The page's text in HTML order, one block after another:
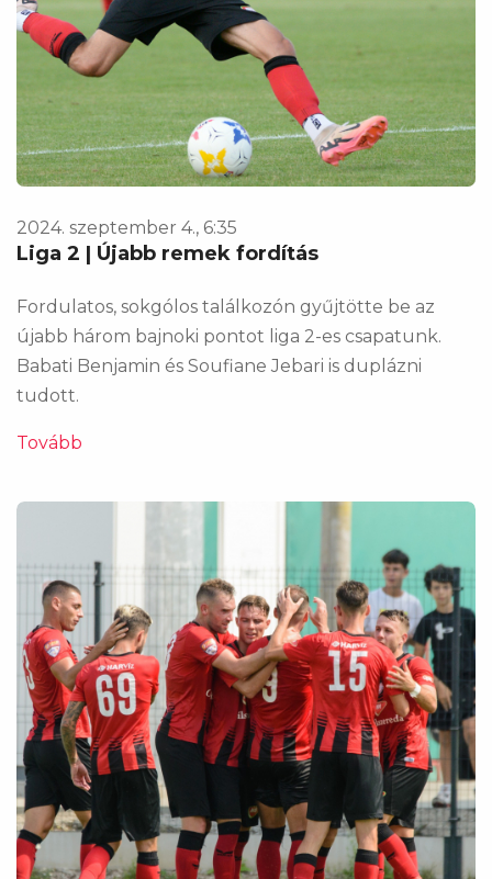
2024. szeptember 4., 6:35
Liga 2 | Újabb remek fordítás
Fordulatos, sokgólos találkozón gyűjtötte be az
újabb három bajnoki pontot liga 2-es csapatunk.
Babati Benjamin és Soufiane Jebari is duplázni
tudott.
Tovább